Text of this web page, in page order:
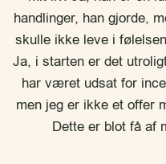
handlinger, han gjorde,
skulle ikke leve i
Ja, i starten er det
har været udsat for
men jeg er ikke et offer
Dette er blot få af